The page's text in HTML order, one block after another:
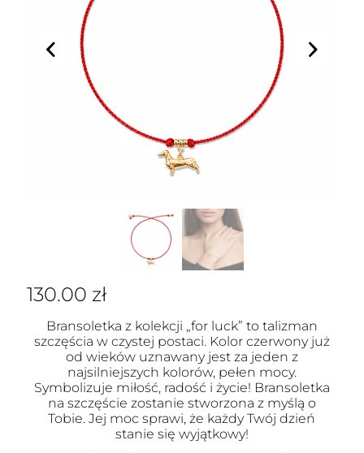
130.00 zł
Bransoletka z kolekcji „for luck” to talizman
szczęścia w czystej postaci. Kolor czerwony już
od wieków uznawany jest za jeden z
najsilniejszych kolorów, pełen mocy.
Symbolizuje miłość, radość i życie! Bransoletka
na szczęście zostanie stworzona z myślą o
Tobie. Jej moc sprawi, że każdy Twój dzień
stanie się wyjątkowy!